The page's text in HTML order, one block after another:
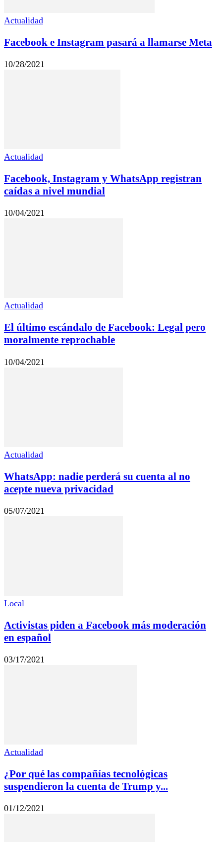
Actualidad
Facebook e Instagram pasará a llamarse Meta
10/28/2021
Actualidad
Facebook, Instagram y WhatsApp registran
caídas a nivel mundial
10/04/2021
Actualidad
El último escándalo de Facebook: Legal pero
moralmente reprochable
10/04/2021
Actualidad
WhatsApp: nadie perderá su cuenta al no
acepte nueva privacidad
05/07/2021
Local
Activistas piden a Facebook más moderación
en español
03/17/2021
Actualidad
¿Por qué las compañías tecnológicas
suspendieron la cuenta de Trump y...
01/12/2021